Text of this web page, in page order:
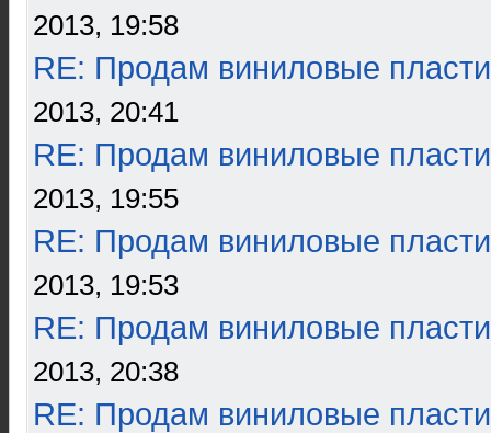
2013, 19:58
RE: Продам виниловые
2013, 20:41
RE: Продам виниловые
2013, 19:55
RE: Продам виниловые
2013, 19:53
RE: Продам виниловые
2013, 20:38
RE: Продам виниловые